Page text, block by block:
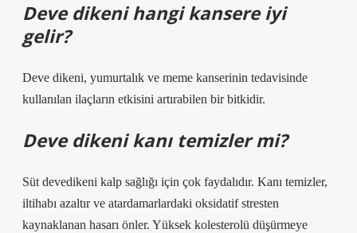
Deve dikeni hangi kansere iyi
gelir?
Deve dikeni, yumurtalık ve meme kanserinin tedavisinde
kullanılan ilaçların etkisini artırabilen bir bitkidir.
Deve dikeni kanı temizler mi?
Süt devedikeni kalp sağlığı için çok faydalıdır. Kanı temizler,
iltihabı azaltır ve atardamarlardaki oksidatif stresten
kaynaklanan hasarı önler. Yüksek kolesterolü düşürmeye